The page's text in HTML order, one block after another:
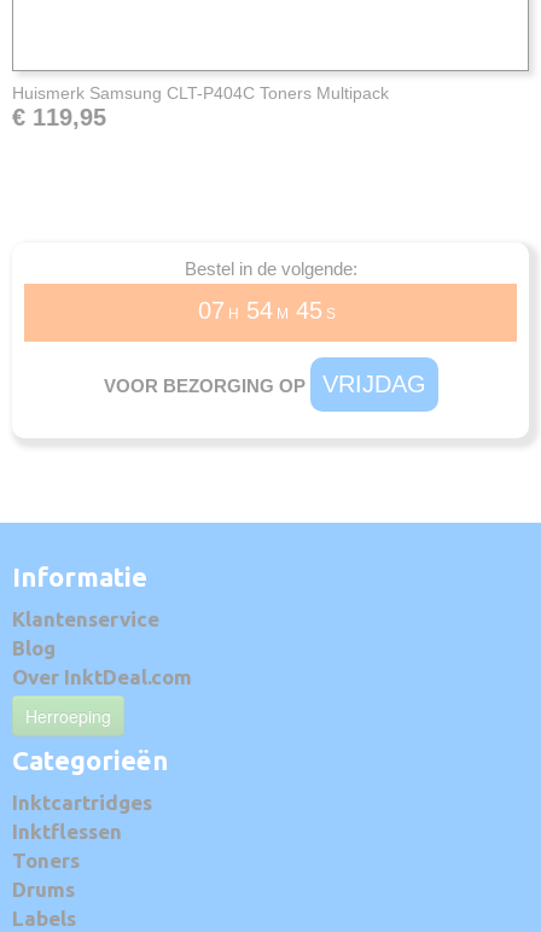
Huismerk Samsung CLT-P404C Toners Multipack
€ 119,95
Bestel in de volgende:
07 H 54 M 45 S
VOOR BEZORGING OP VRIJDAG
Informatie
Klantenservice
Blog
Over InktDeal.com
Herroeping
Categorieën
Inktcartridges
Inktflessen
Toners
Drums
Labels